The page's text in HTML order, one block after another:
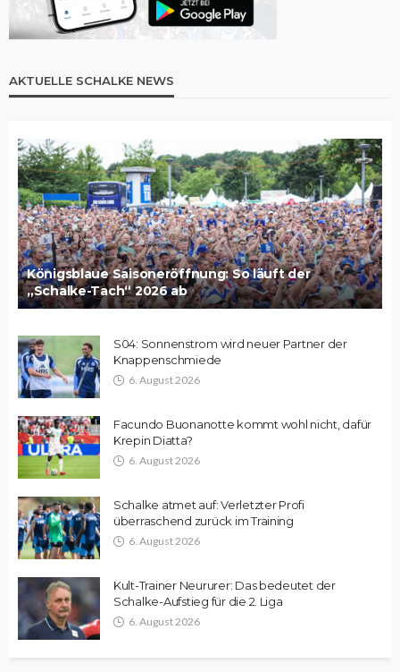
AKTUELLE SCHALKE NEWS
Königsblaue Saisoneröffnung: So läuft der
„Schalke-Tach“ 2026 ab
S04: Sonnenstrom wird neuer Partner der
Knappenschmiede
6. August 2026
Facundo Buonanotte kommt wohl nicht, dafür
Krepin Diatta?
6. August 2026
Schalke atmet auf: Verletzter Profi
überraschend zurück im Training
6. August 2026
Kult-Trainer Neururer: Das bedeutet der
Schalke-Aufstieg für die 2. Liga
6. August 2026